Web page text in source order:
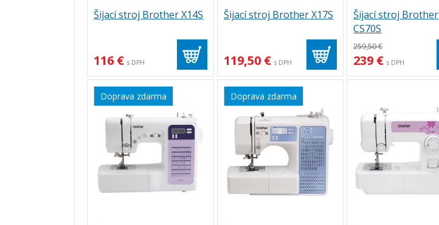
Šijací stroj Brother X14S
116 € s DPH
Šijací stroj Brother X17S
119,50 € s DPH
Šijací stroj Brother
CS70S
259,50 €
239 € s DPH
Doprava zdarma Doprava zdarma